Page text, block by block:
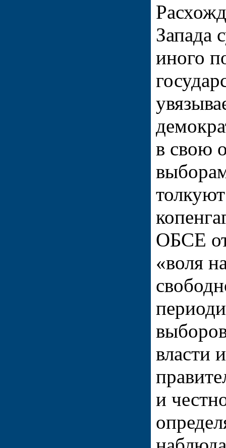
Запада
иного
в свою
ОБСЕ
«воля
власти
и